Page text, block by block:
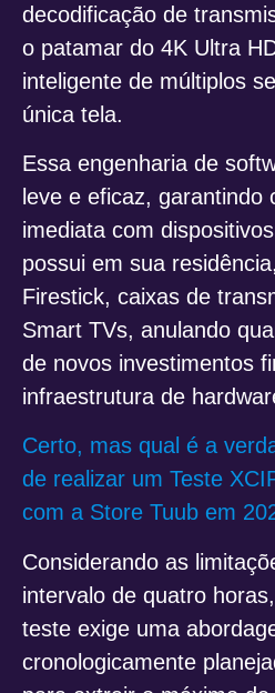
decodificação de
o patamar do 4K Ultra
inteligente de múltiplos
única tela.
Essa engenharia de
leve e eficaz, garantindo
imediata com
possui em sua
Firestick, caixas de
Smart TVs, anulando
de novos investimentos
infraestrutura de
Certo, mas qual é a
de realizar um Teste
com a Store Tuub em
Considerando as
intervalo de quatro
teste exige uma
cronologicamente